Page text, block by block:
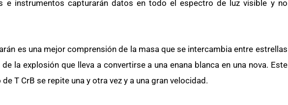
e instrumentos capturarán datos en todo el espectro de luz visible y no
es una mejor comprensión de la masa que se intercambia entre estrellas
la explosión que lleva a convertirse a una enana blanca en una nova. Este
T CrB se repite una y otra vez y a una gran velocidad.